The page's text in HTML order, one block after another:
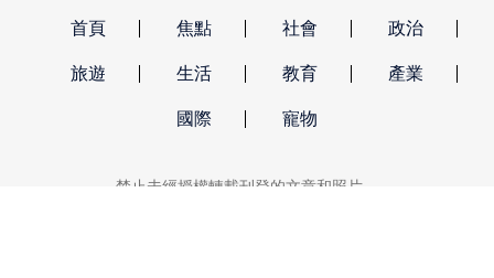
首頁 焦點 社會 政治
旅遊 生活 教育 產業
國際 寵物
禁止未經授權轉載刊登的文章和照片。